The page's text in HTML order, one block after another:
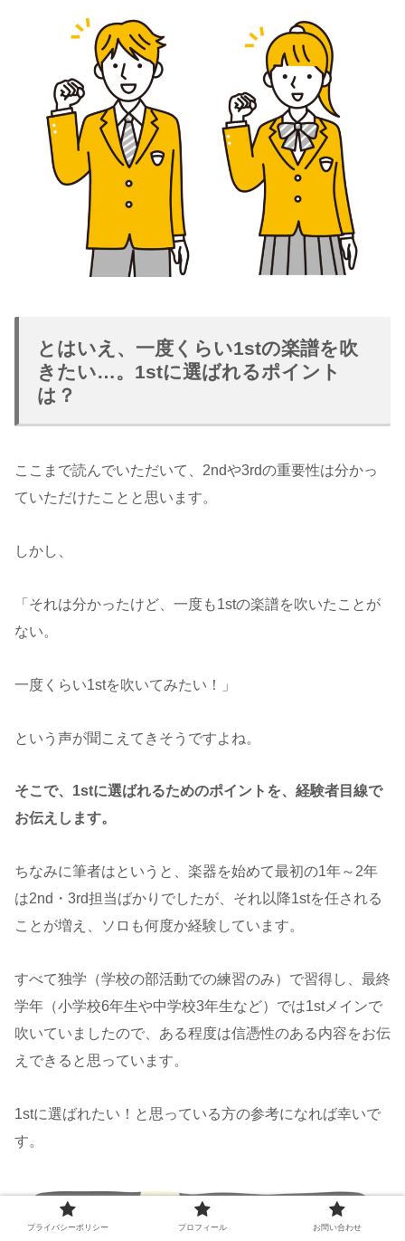
とはいえ、一度くらい1stの楽譜を吹
きたい…。1stに選ばれるポイント
は？
ここまで読んでいただいて、2ndや3rdの重要性は分かっ
ていただけたことと思います。
しかし、
「それは分かったけど、一度も1stの楽譜を吹いたことが
ない。
一度くらい1stを吹いてみたい！」
という声が聞こえてきそうですよね。
そこで、1stに選ばれるためのポイントを、経験者目線で
お伝えします。
ちなみに筆者はというと、楽器を始めて最初の1年～2年
は2nd・3rd担当ばかりでしたが、それ以降1stを任される
ことが増え、ソロも何度か経験しています。
すべて独学（学校の部活動での練習のみ）で習得し、最終
学年（小学校6年生や中学校3年生など）では1stメインで
吹いていましたので、ある程度は信憑性のある内容をお伝
えできると思っています。
1stに選ばれたい！と思っている方の参考になれば幸いで
す。
プライバシーポリシー プロフィール お問い合わせ